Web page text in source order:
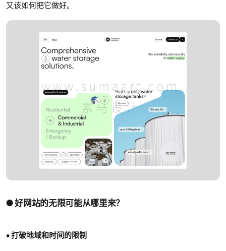
又该如何把它做好。
● 好网站的无限可能从哪里来？
• 打破地域和时间的限制